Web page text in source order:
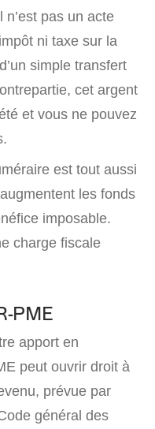
n’est pas un acte
ni taxe sur la
simple transfert
cet argent
et vous ne pouvez
est tout aussi
les fonds
imposable.
charge fiscale
PME
apport en
peut ouvrir droit à
prévue par
général des